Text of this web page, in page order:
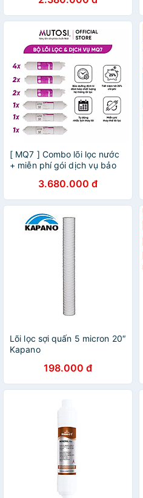
[ MQ7 ] Combo lõi lọc nước
+ miễn phí gói dịch vụ bảo
định kỳ 4 lần/1 năm
3.680.000 đ
Lõi lọc sợi quấn 5 micron 20″
Kapano
198.000 đ